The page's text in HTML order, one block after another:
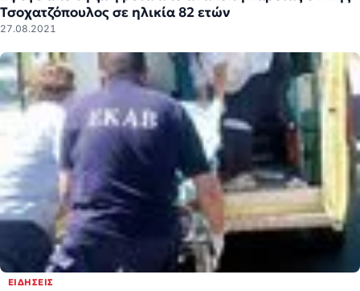
Τσοχατζόπουλος σε ηλικία 82 ετών
27.08.2021
ΕΙΔΉΣΕΙΣ